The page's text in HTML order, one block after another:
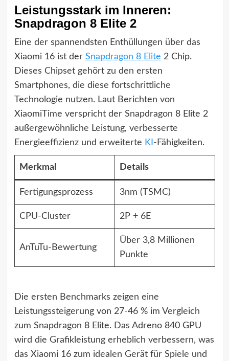
Leistungsstark im Inneren:
Snapdragon 8 Elite 2
Eine der spannendsten Enthüllungen über das
Xiaomi 16 ist der Snapdragon 8 Elite 2 Chip.
Dieses Chipset gehört zu den ersten
Smartphones, die diese fortschrittliche
Technologie nutzen. Laut Berichten von
XiaomiTime verspricht der Snapdragon 8 Elite 2
außergewöhnliche Leistung, verbesserte
Energieeffizienz und erweiterte KI -Fähigkeiten.
Merkmal Details
Fertigungsprozess 3nm (TSMC)
CPU-Cluster 2P + 6E
AnTuTu-Bewertung
Über 3,8 Millionen
Punkte
Die ersten Benchmarks zeigen eine
Leistungssteigerung von 27-46 % im Vergleich
zum Snapdragon 8 Elite. Das Adreno 840 GPU
wird die Grafikleistung erheblich verbessern, was
das Xiaomi 16 zum idealen Gerät für Spiele und